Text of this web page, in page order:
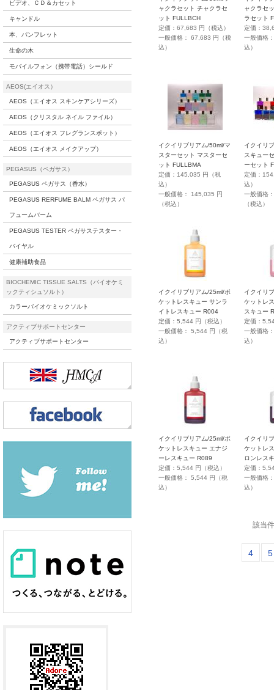
ビデオ、ＣＤ＆カセット
キャンドル
本、パンフレット
生命の木
モバイルフォン（携帯電話）シールド
AEOS(エイオス）
AEOS（エイオス スキンケアシリーズ）
AEOS（クリスタル ネイル ファイル）
AEOS（エイオス フレグランスポット）
AEOS（エイオス メイクアップ）
PEGASUS（ペガサス）
PEGASUS ペガサス（香水）
PEGASUS RERFUME BALM ペガサス パ
フュームバーム
PEGASUS TESTER ペガサステスター・
バイヤル
健康補助食品
BIOCHEMIC TISSUE SALTS（バイオケミ
ックティシュソルト）
カラーバイオケミックソルト
アクティブサポートセンター
アクティブサポートセンター
ャクラセット チャクラセ
ット FULLBCH
定価：67,683 円（税込）
一般価格： 67,683 円（税
込）
ャクラセ
ラセット
定価：
一般価格
込）
イクイリブリアム/50ml/マ
スターセット マスターセ
ット FULLBMA
定価：145,035 円（税
込）
一般価格： 145,035 円
（税込）
イクイリ
スキュー
ーセット
定価：
込）
一般価格
（税込）
イクイリブリアム/25ml/ポ
ケットレスキュー サンラ
イトレスキュー R004
定価：5,544 円（税込）
一般価格： 5,544 円（税
込）
イクイリ
ケットレ
スキュー
定価：
一般価格
込）
イクイリブリアム/25ml/ポ
ケットレスキュー エナジ
ーレスキュー R089
定価：5,544 円（税込）
一般価格： 5,544 円（税
込）
イクイリ
ケットレ
ロンレス
定価：
一般価格
込）
該当
4 5